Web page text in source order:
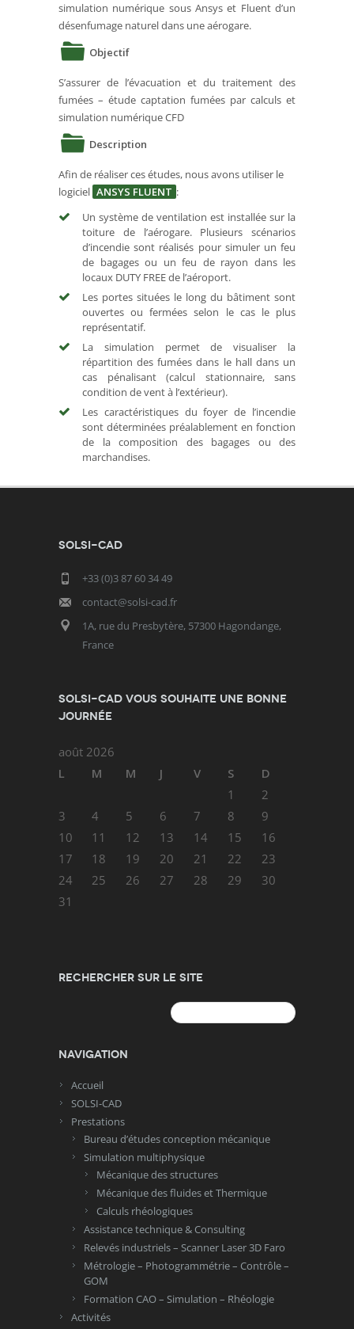
simulation numérique sous Ansys et Fluent d’un
désenfumage naturel dans une aérogare.
Objectif
S’assurer de l’évacuation et du traitement des
fumées – étude captation fumées par calculs et
simulation numérique CFD
Description
Afin de réaliser ces études, nous avons utiliser le
logiciel ANSYS FLUENT :
Un système de ventilation est installée sur la
toiture de l’aérogare. Plusieurs scénarios
d’incendie sont réalisés pour simuler un feu
de bagages ou un feu de rayon dans les
locaux DUTY FREE de l’aéroport.
Les portes situées le long du bâtiment sont
ouvertes ou fermées selon le cas le plus
représentatif.
La simulation permet de visualiser la
répartition des fumées dans le hall dans un
cas pénalisant (calcul stationnaire, sans
condition de vent à l’extérieur).
Les caractéristiques du foyer de l’incendie
sont déterminées préalablement en fonction
de la composition des bagages ou des
marchandises.
SOLSI-CAD
+33 (0)3 87 60 34 49
contact@solsi-cad.fr
1A, rue du Presbytère, 57300 Hagondange,
France
SOLSI-CAD vous souhaite une bonne
journée
août 2026
L
M M J V S
D
1
2
3
4 5 6 7 8
9
10
11 12 13 14 15
16
17
18 19 20 21 22
23
24
25 26 27 28 29
30
31
Rechercher sur le site
Navigation
Accueil
SOLSI-CAD
Prestations
Bureau d’études conception mécanique
Simulation multiphysique
Mécanique des structures
Mécanique des fluides et Thermique
Calculs rhéologiques
Assistance technique & Consulting
Relevés industriels – Scanner Laser 3D Faro
Métrologie – Photogrammétrie – Contrôle –
GOM
Formation CAO – Simulation – Rhéologie
Activités